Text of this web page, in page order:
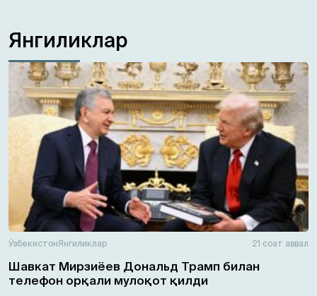
Янгиликлар
ЎзбекистонЯнгиликлар 21 соат аввал
Шавкат Мирзиёев Дональд Трамп билан
телефон орқали мулоқот қилди